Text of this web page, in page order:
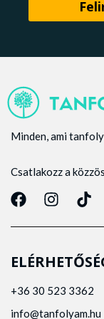
Minden, ami
Csatlakozz a
+36 30 523 3362
info@tanfolyam.hu